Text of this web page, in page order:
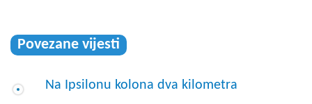
Povezane vijesti
Na Ipsilonu kolona dva kilometra